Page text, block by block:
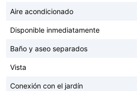
Aire acondicionado
Disponible inmediatamente
Baño y aseo separados
Vista
Conexión con el jardín